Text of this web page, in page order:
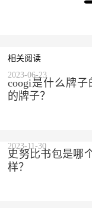
相关阅读
coogi是什么牌
的牌子？
2023-06-23
史努比书包是哪
样？
2023-11-30